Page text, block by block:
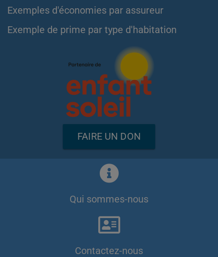
Exemples d'économies par assureur
Exemple de prime par type d'habitation
FAIRE UN DON
Qui sommes-nous
Contactez-nous